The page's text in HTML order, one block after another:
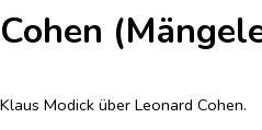
Cohen
Klaus Modick über Leonard Cohen.